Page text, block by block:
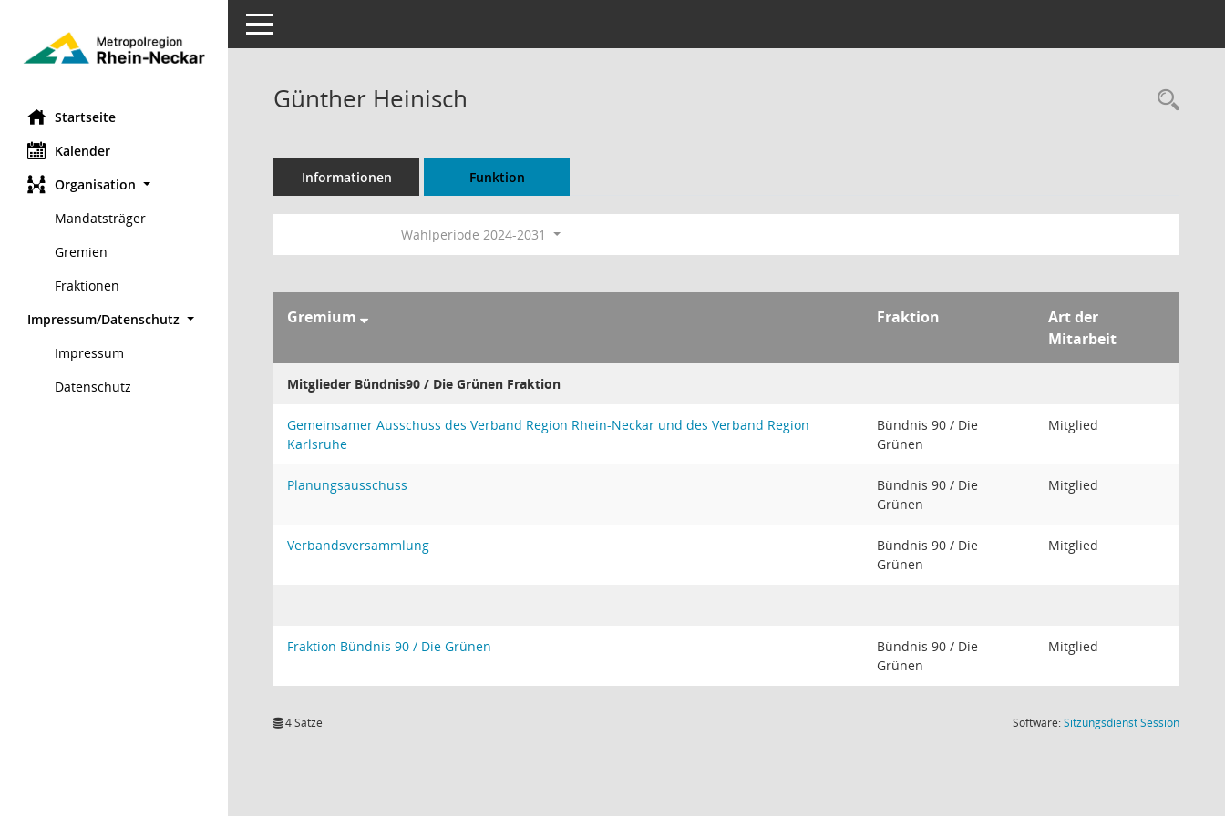
Startseite
Kalender
Organisation
Mandatsträger
Gremien
Fraktionen
Impressum/Datenschutz
Impressum
Datenschutz
Toggle navigation
Günther Heinisch
Informationen Funktion
Wahlperiode 2024-2031
Gremium Fraktion
Art der
Mitarbeit
Mitglieder Bündnis90 / Die Grünen Fraktion
Gemeinsamer Ausschuss des Verband Region Rhein-Neckar und des Verband Region
Karlsruhe
Bündnis 90 / Die
Grünen
Mitglied
Planungsausschuss
Bündnis 90 / Die
Grünen
Mitglied
Verbandsversammlung
Bündnis 90 / Die
Grünen
Mitglied
Fraktion Bündnis 90 / Die Grünen
Bündnis 90 / Die
Grünen
Mitglied
4 Sätze Software:SitzungsdienstSession(Wird in